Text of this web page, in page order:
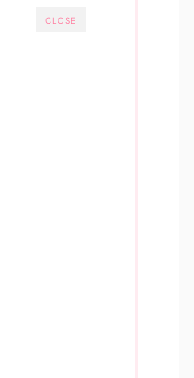
CLOSE